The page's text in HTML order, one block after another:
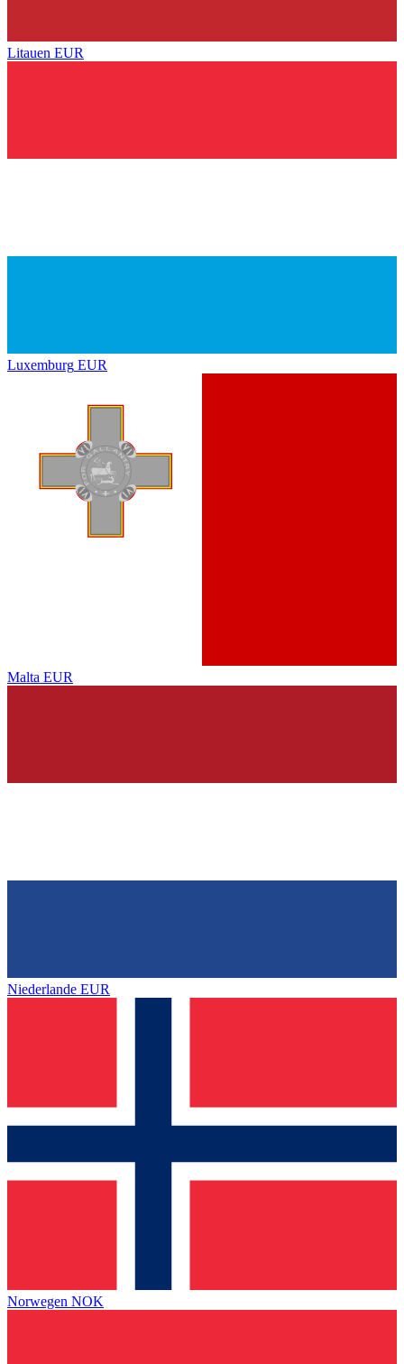
Litauen EUR
Luxemburg EUR
Malta EUR
Niederlande EUR
Norwegen NOK